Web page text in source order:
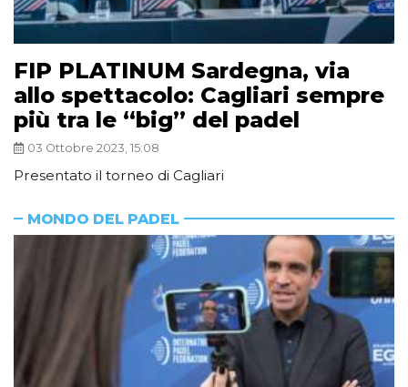
FIP PLATINUM Sardegna, via
allo spettacolo: Cagliari sempre
più tra le “big” del padel
03 Ottobre 2023, 15:08
Presentato il torneo di Cagliari
MONDO DEL PADEL